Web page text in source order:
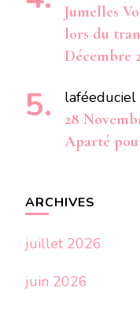
Jumelles
lors du
Décembre
laféeduciel
28
Aparté
ARCHIVES
juillet 2026
juin 2026